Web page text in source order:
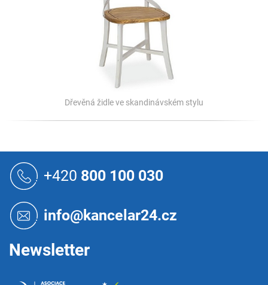
Dřevěná židle ve skandinávském stylu
+420 800 100 030
info@kancelar24.cz
Newsletter